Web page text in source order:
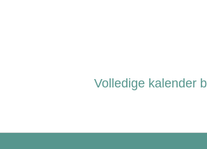
Volledige kalender